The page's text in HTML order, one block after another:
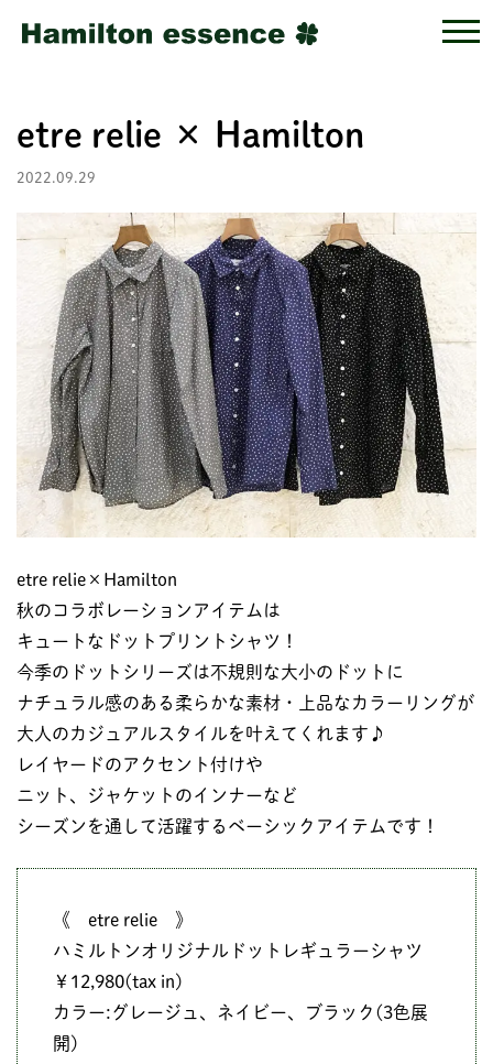
etre relie × Hamilton
2022.09.29
etre relie×Hamilton
秋のコラボレーションアイテムは
キュートなドットプリントシャツ！
今季のドットシリーズは不規則な大小のドットに
ナチュラル感のある柔らかな素材・上品なカラーリングが
大人のカジュアルスタイルを叶えてくれます♪
レイヤードのアクセント付けや
ニット、ジャケットのインナーなど
シーズンを通して活躍するベーシックアイテムです！
《 etre relie 》
ハミルトンオリジナルドットレギュラーシャツ
￥12,980(tax in)
カラー:グレージュ、ネイビー、ブラック(3色展
開)